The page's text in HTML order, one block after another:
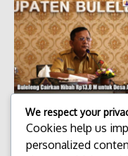
We respect your
Cookies help us
personalized